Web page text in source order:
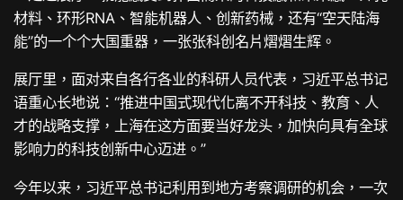
材料、环形RNA、智能机器人、创新药械，还有“空天陆海
能”的一个个大国重器，一张张科创名片熠熠生辉。
展厅里，面对来自各行各业的科研人员代表，习近平总书记
语重心长地说：“推进中国式现代化离不开科技、教育、人
才的战略支撑，上海在这方面要当好龙头，加快向具有全球
影响力的科技创新中心迈进。”
今年以来，习近平总书记利用到地方考察调研的机会，一次